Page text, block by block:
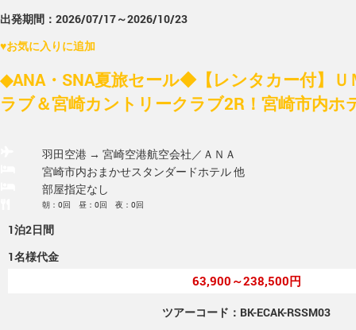
出発期間：2026/07/17～2026/10/23
♥お気に入りに追加
◆ANA・SNA夏旅セール◆【レンタカー付】
ラブ＆宮崎カントリークラブ2R！宮崎市内ホ
羽田空港 → 宮崎空港航空会社／ＡＮＡ
宮崎市内おまかせスタンダードホテル 他
部屋指定なし
朝：0回 昼：0回 夜：0回
1泊2日間
1名様代金
63,900～238,500円
ツアーコード：BK-ECAK-RSSM03